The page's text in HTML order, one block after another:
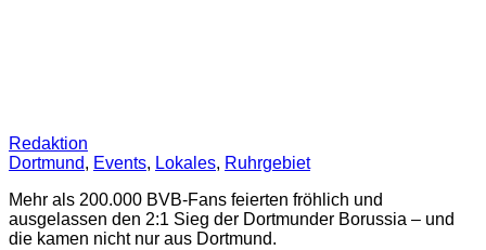
Redaktion
Dortmund, Events, Lokales, Ruhrgebiet
Mehr als 200.000 BVB-Fans feierten fröhlich und
ausgelassen den 2:1 Sieg der Dortmunder Borussia – und
die kamen nicht nur aus Dortmund.